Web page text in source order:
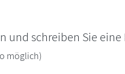
und schreiben Sie eine
möglich)